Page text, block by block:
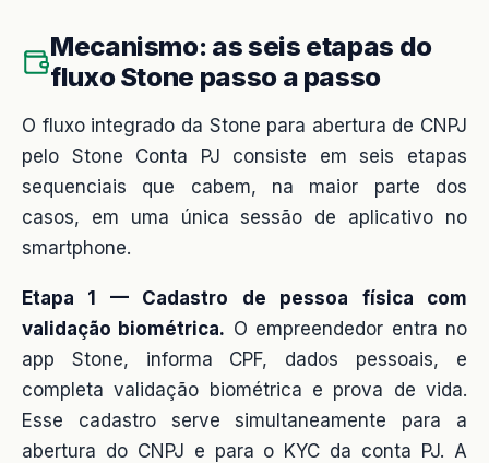
Mecanismo: as seis etapas do
fluxo Stone passo a passo
O fluxo integrado da Stone para abertura de CNPJ
pelo Stone Conta PJ consiste em seis etapas
sequenciais que cabem, na maior parte dos
casos, em uma única sessão de aplicativo no
smartphone.
Etapa 1 — Cadastro de pessoa física com
validação biométrica. O empreendedor entra no
app Stone, informa CPF, dados pessoais, e
completa validação biométrica e prova de vida.
Esse cadastro serve simultaneamente para a
abertura do CNPJ e para o KYC da conta PJ. A